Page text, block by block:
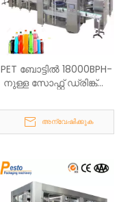
PET ബോട്ടിൽ 18000BPH-
നുള്ള സോഫ്റ്റ് ഡ്രിങ്ക്‌സ്
അന്വേഷിക്കുക